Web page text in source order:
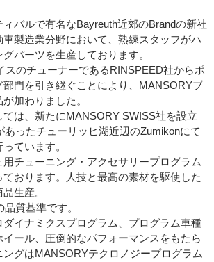
バルで有名なBayreuth近郊のBrandの新社
車製造業分野において、熟練スタッフがハ
パーツを生産しております。
スのチューナーであるRINSPEED社からポ
部門を引き継ぐことにより、MANSORYブ
加わりました。
は、新たにMANSORY SWISS社を設立
あったチューリッヒ湖近辺のZumikonにて
ています。
チューニング・アクセサリープログラム
おります。人技と最高の素材を駆使した
生産。
質基準です。
イナミクスプログラム、プログラム車種
ール、圧倒的なパフォーマンスをもたら
グはMANSORYテクロノジープログラム